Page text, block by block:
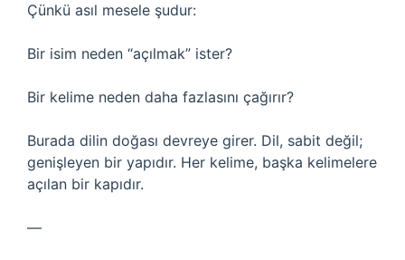
Çünkü asıl mesele şudur:
Bir isim neden “açılmak” ister?
Bir kelime neden daha fazlasını çağırır?
Burada dilin doğası devreye girer. Dil, sabit değil;
genişleyen bir yapıdır. Her kelime, başka kelimelere
açılan bir kapıdır.
—